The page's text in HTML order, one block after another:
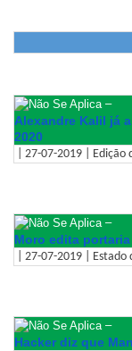
–
Alexandre Kalil já
2020
| 27-07-2019 | Edição
–
Moro edita
| 27-07-2019 | Estado
–
Hacker diz que